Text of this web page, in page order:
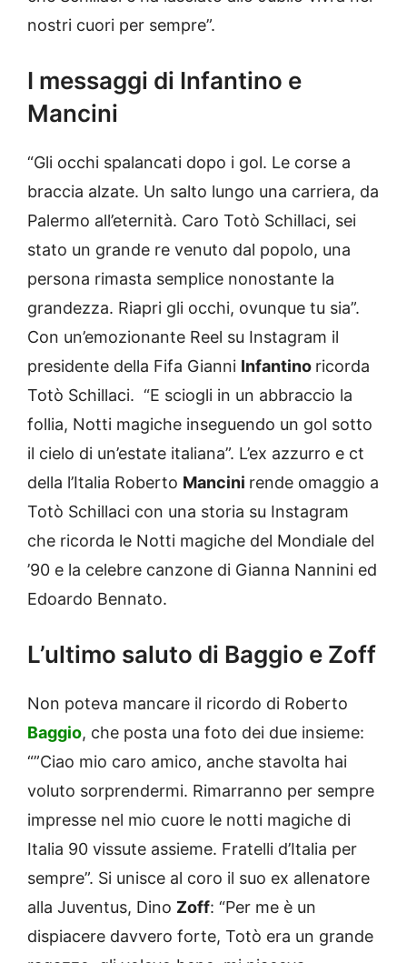
nostri cuori per sempre”.
I messaggi di Infantino e
Mancini
“Gli occhi spalancati dopo i gol. Le corse a
braccia alzate. Un salto lungo una carriera, da
Palermo all’eternità. Caro Totò Schillaci, sei
stato un grande re venuto dal popolo, una
persona rimasta semplice nonostante la
grandezza. Riapri gli occhi, ovunque tu sia”.
Con un’emozionante Reel su Instagram il
presidente della Fifa Gianni Infantino ricorda
Totò Schillaci. “E sciogli in un abbraccio la
follia, Notti magiche inseguendo un gol sotto
il cielo di un’estate italiana”. L’ex azzurro e ct
della l’Italia Roberto Mancini rende omaggio a
Totò Schillaci con una storia su Instagram
che ricorda le Notti magiche del Mondiale del
’90 e la celebre canzone di Gianna Nannini ed
Edoardo Bennato.
L’ultimo saluto di Baggio e Zoff
Non poteva mancare il ricordo di Roberto
Baggio, che posta una foto dei due insieme:
“”Ciao mio caro amico, anche stavolta hai
voluto sorprendermi. Rimarranno per sempre
impresse nel mio cuore le notti magiche di
Italia 90 vissute assieme. Fratelli d’Italia per
sempre”. Si unisce al coro il suo ex allenatore
alla Juventus, Dino Zoff: “Per me è un
dispiacere davvero forte, Totò era un grande